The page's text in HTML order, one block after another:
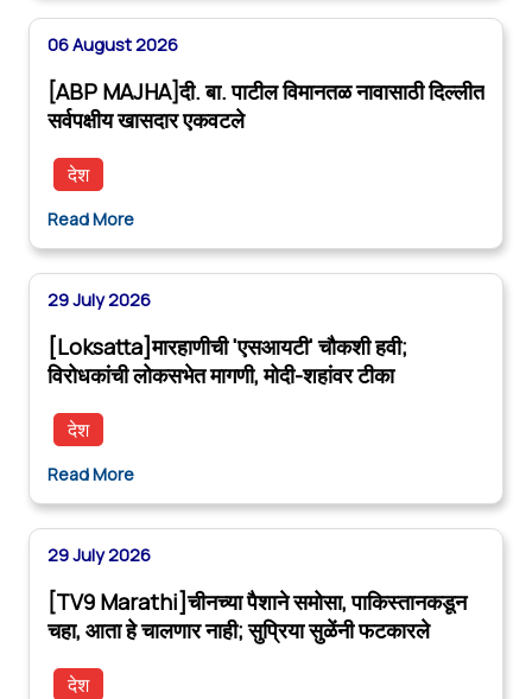
06 August 2026
[ABP MAJHA]दी. बा. पाटील विमानतळ नावासाठी दिल्लीत
सर्वपक्षीय खासदार एकवटले
देश
Read More
29 July 2026
[Loksatta]मारहाणीची 'एसआयटी' चौकशी हवी;
विरोधकांची लोकसभेत मागणी, मोदी-शहांवर टीका
देश
Read More
29 July 2026
[TV9 Marathi]चीनच्या पैशाने समोसा, पाकिस्तानकडून
चहा, आता हे चालणार नाही; सुप्रिया सुळेंनी फटकारले
देश